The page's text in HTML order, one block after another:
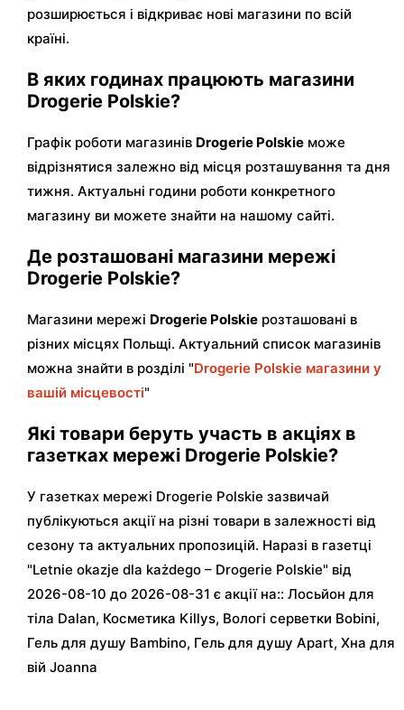
розширюється і відкриває нові магазини по всій
країні.
В яких годинах працюють магазини
Drogerie Polskie?
Графік роботи магазинів Drogerie Polskie може
відрізнятися залежно від місця розташування та дня
тижня. Актуальні години роботи конкретного
магазину ви можете знайти на нашому сайті.
Де розташовані магазини мережі
Drogerie Polskie?
Магазини мережі Drogerie Polskie розташовані в
різних місцях Польщі. Актуальний список магазинів
можна знайти в розділі "Drogerie Polskie магазини у
вашій місцевості"
Які товари беруть участь в акціях в
газетках мережі Drogerie Polskie?
У газетках мережі Drogerie Polskie зазвичай
публікуються акції на різні товари в залежності від
сезону та актуальних пропозицій. Наразі в газетці
"Letnie okazje dla każdego – Drogerie Polskie" від
2026-08-10 до 2026-08-31 є акції на:: Лосьйон для
тіла Dalan, Косметика Killys, Вологі серветки Bobini,
Гель для душу Bambino, Гель для душу Apart, Хна для
вій Joanna